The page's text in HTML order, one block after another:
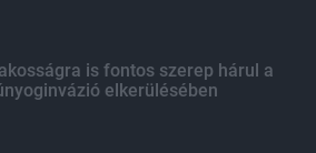
is fontos szerep hárul a
elkerülésében